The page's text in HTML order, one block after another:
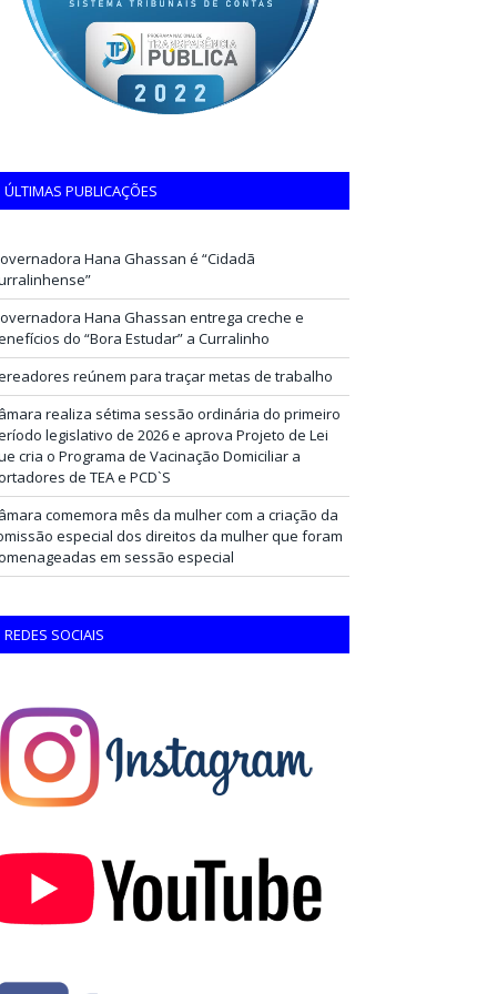
ÚLTIMAS PUBLICAÇÕES
Hana Ghassan é “Cidadã
Hana Ghassan entrega creche e
do “Bora Estudar” a Curralinho
reúnem para traçar metas de trabalho
realiza sétima sessão ordinária do primeiro
legislativo de 2026 e aprova Projeto de Lei
cria o Programa de Vacinação Domiciliar a
de TEA e PCD`S
comemora mês da mulher com a criação da
especial dos direitos da mulher que foram
em sessão especial
REDES SOCIAIS